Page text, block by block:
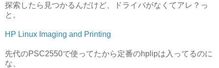
探索したら見つかるんだけど、ドライバがなくてアレ？っ
と。
HP Linux Imaging and Printing
先代のPSC2550で使ってたから定番のhplipは入ってるのに
な、